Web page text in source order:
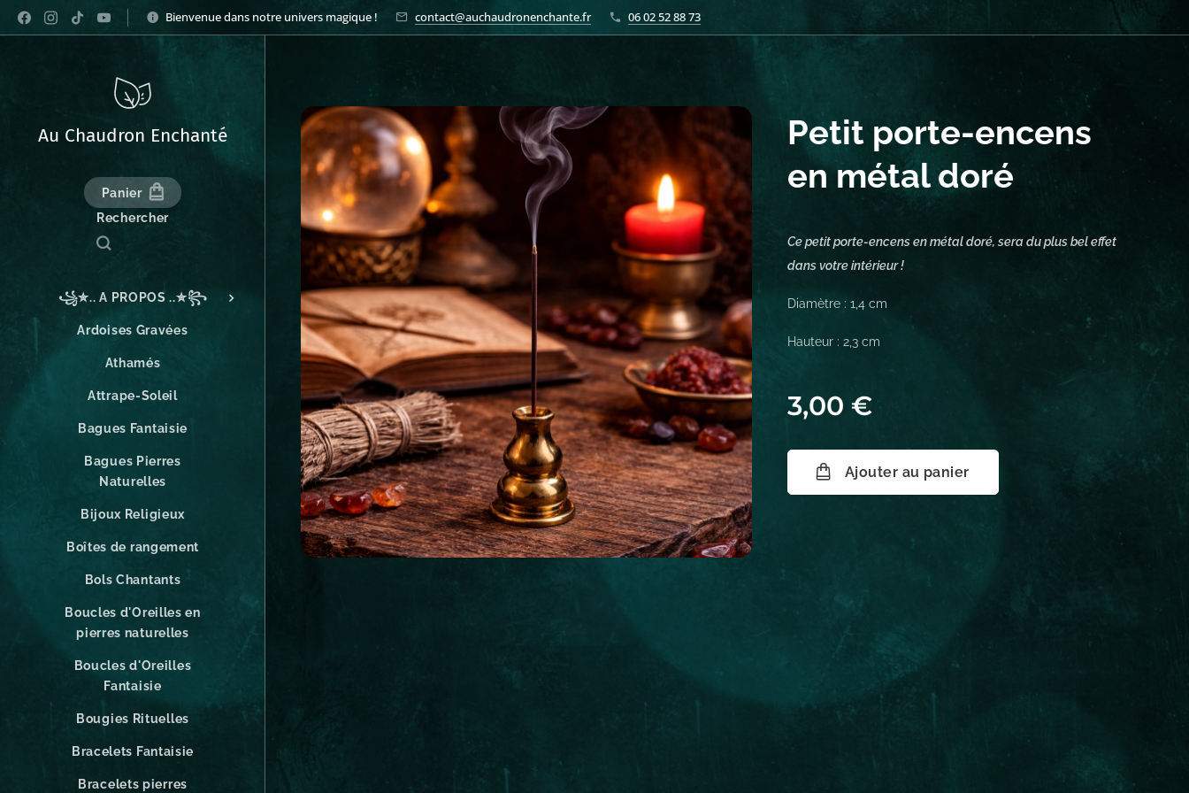
Bienvenue dans notre univers magique ! contact@auchaudronenchante.fr 06 02 52 88 73
Au Chaudron Enchanté
Panier
Rechercher
꧁✮.. A PROPOS ..✮꧂
Ardoises Gravées
Athamés
Attrape-Soleil
Bagues Fantaisie
Bagues Pierres
Naturelles
Bijoux Religieux
Boîtes de rangement
Bols Chantants
Boucles d'Oreilles en
pierres naturelles
Boucles d'Oreilles
Fantaisie
Bougies Rituelles
Bracelets Fantaisie
Bracelets pierres
Petit porte-encens
en métal doré
Ce petit porte-encens en métal doré, sera du plus bel effet
dans votre intérieur !
Diamètre : 1,4 cm
Hauteur : 2,3 cm
3,00 €
Ajouter au panier